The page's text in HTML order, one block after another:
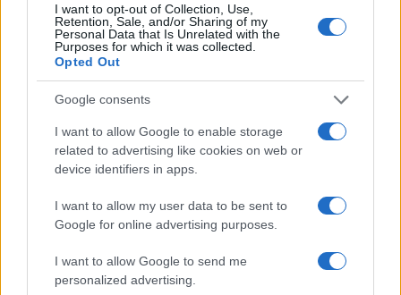
I want to opt-out of Collection, Use,
Retention, Sale, and/or Sharing of my
Personal Data that Is Unrelated with the
Purposes for which it was collected.
Opted Out
Google consents
I want to allow Google to enable storage
related to advertising like cookies on web or
device identifiers in apps.
I want to allow my user data to be sent to
Google for online advertising purposes.
I want to allow Google to send me
personalized advertising.
19:01 03.02.18
Δέος! Ανακάλυψαν τεράστια αρχαία πόλη των
Μάγια! Ήταν κρυμμένη στη ζούγκλα της
Γουατεμάλας